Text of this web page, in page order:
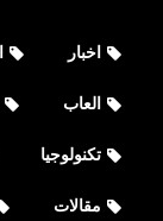
اخبار
العاب
تكنولوجيا
مقالات